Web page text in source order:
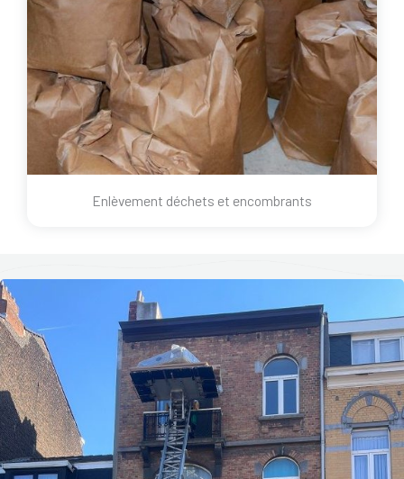
Enlèvement déchets et encombrants